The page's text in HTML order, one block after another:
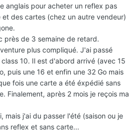
anglais pour acheter un reflex pas
des cartes (chez un autre vendeur)
près de 3 semaine de retard.
plus compliqué. J'ai passé
10. Il est d'abord arrivé (avec 15
puis une 16 et enfin une 32 Go mais
fois une carte a été éxpédié sans
Finalement, après 2 mois je reçois ma
mais j'ai du passer l'été (saison ou je
reflex et sans carte...